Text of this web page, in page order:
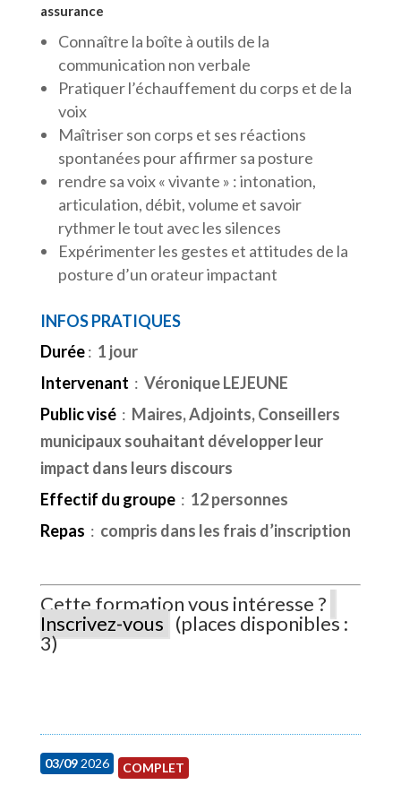
assurance
Connaître la boîte à outils de la
communication non verbale
Pratiquer l’échauffement du corps et de la
voix
Maîtriser son corps et ses réactions
spontanées pour affirmer sa posture
rendre sa voix « vivante » : intonation,
articulation, débit, volume et savoir
rythmer le tout avec les silences
Expérimenter les gestes et attitudes de la
posture d’un orateur impactant
INFOS PRATIQUES
Durée: 1 jour
Intervenant : Véronique LEJEUNE
Public visé : Maires, Adjoints, Conseillers
municipaux souhaitant développer leur
impact dans leurs discours
Effectif du groupe: 12 personnes
Repas : compris dans les frais d’inscription
Cette formation vous intéresse ?
Inscrivez-vous (places disponibles :
3)
03/092026 COMPLET